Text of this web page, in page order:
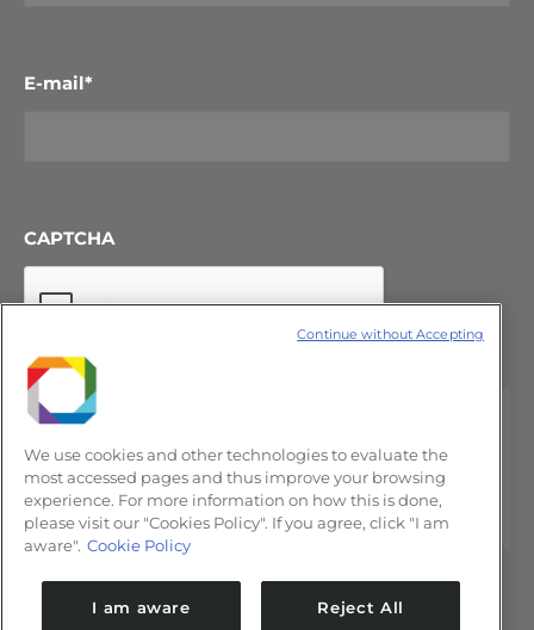
E-mail*
CAPTCHA
We use cookies and other technologies to evaluate the
most accessed pages and thus improve your browsing
experience. For more information on how this is done,
please visit our "Cookies Policy". If you agree, click "I am
aware". Cookie Policy
I am aware Reject All
Continue without Accepting